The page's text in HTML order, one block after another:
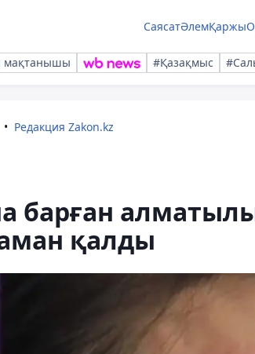
СаясатӘлемҚаржы
мақтанышы #Қазақмыс
Редакция Zakon.kz
барған
қалды